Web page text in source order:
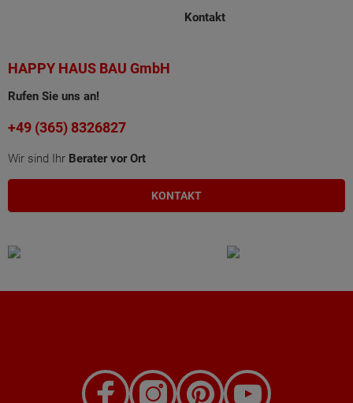
Kontakt
HAPPY HAUS BAU GmbH
Rufen Sie uns an!
+49 (365) 8326827
Wir sind Ihr Berater vor Ort
KONTAKT